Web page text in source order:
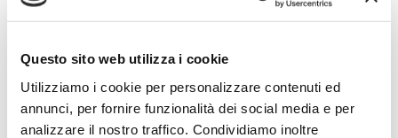
Questo sito web utilizza i cookie
Utilizziamo i cookie per personalizzare contenuti ed
annunci, per fornire funzionalità dei social media e per
analizzare il nostro traffico. Condividiamo inoltre
Prodotti e Servizi alla distribuzione
Prodotti e Servizi alla distribuzione
Prodotti odorizzanti
Analisi gascromatografiche
Ricerca fughe